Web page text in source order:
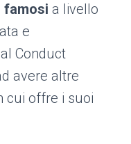
famosi a livello
e
Conduct
avere altre
cui offre i suoi